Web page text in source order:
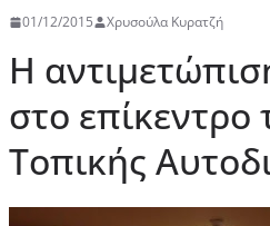
01/12/2015 Χρυσούλα Κυρατζή
Η
στο επίκεντρο
Τοπικής